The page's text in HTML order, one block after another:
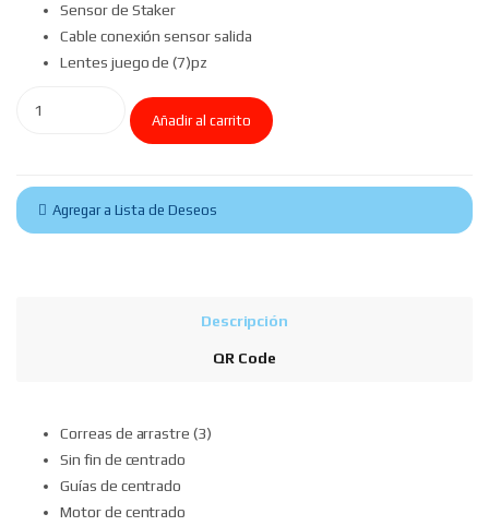
Sensor de Staker
Cable conexión sensor salida
Lentes juego de (7)pz
Añadir al carrito
Agregar a Lista de Deseos
Descripción
QR Code
Correas de arrastre (3)
Sin fin de centrado
Guías de centrado
Motor de centrado